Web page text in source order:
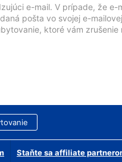
e-mail. V prípade, že e-
pošta vo svojej e-
ktoré vám
Staňte sa affiliate